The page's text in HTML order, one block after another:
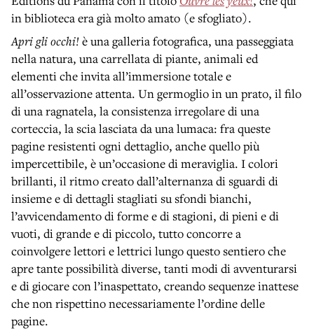
in biblioteca era già molto amato (e sfogliato).
Apri gli occhi!è una galleria fotografica, una passeggiata
nella natura, una carrellata di piante, animali ed
elementi che invita all’immersione totale e
all’osservazione attenta. Un germoglio in un prato, il filo
di una ragnatela, la consistenza irregolare di una
corteccia, la scia lasciata da una lumaca: fra queste
pagine resistenti ogni dettaglio, anche quello più
impercettibile, è un’occasione di meraviglia. I colori
brillanti, il ritmo creato dall’alternanza di sguardi di
insieme e di dettagli stagliati su sfondi bianchi,
l’avvicendamento di forme e di stagioni, di pieni e di
vuoti, di grande e di piccolo, tutto concorre a
coinvolgere lettori e lettrici lungo questo sentiero che
apre tante possibilità diverse, tanti modi di avventurarsi
e di giocare con l’inaspettato, creando sequenze inattese
che non rispettino necessariamente l’ordine delle
pagine.